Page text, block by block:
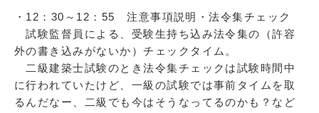
・12：30～12：55 注意事項説明・法令集チェック
試験監督員による、受験生持ち込み法令集の（許容
外の書き込みがないか）チェックタイム。
二級建築士試験のとき法令集チェックは試験時間中
に行われていたけど、一級の試験では事前タイムを取
るんだなー、二級でも今はそうなってるのかも？など